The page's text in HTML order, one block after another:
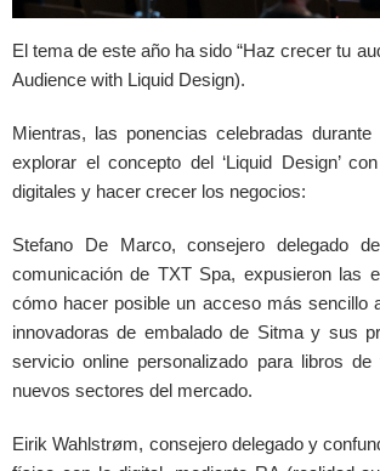
El tema de este año ha sido “Haz crecer tu
Audience with Liquid Design).
Mientras, las ponencias celebradas
explorar el concepto del ‘Liquid Design’
digitales y hacer crecer los negocios:
Stefano De Marco, consejero delegado
comunicación de TXT Spa, expusieron las
cómo hacer posible un acceso más sencillo
innovadoras de embalado de Sitma y sus
servicio online personalizado para libros
nuevos sectores del mercado.
Eirik Wahlstrøm, consejero delegado y